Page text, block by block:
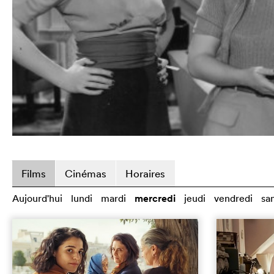
Films Cinémas Horaires
Aujourd'hui lundi mardi mercredi jeudi vendredi